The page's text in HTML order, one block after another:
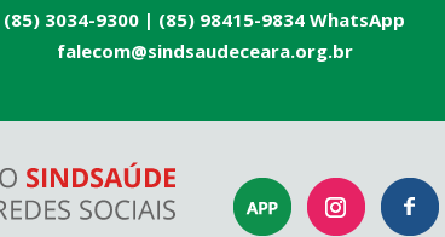
(85) 3034-9300 | (85) 98415-9834 WhatsApp
falecom@sindsaudeceara.org.br